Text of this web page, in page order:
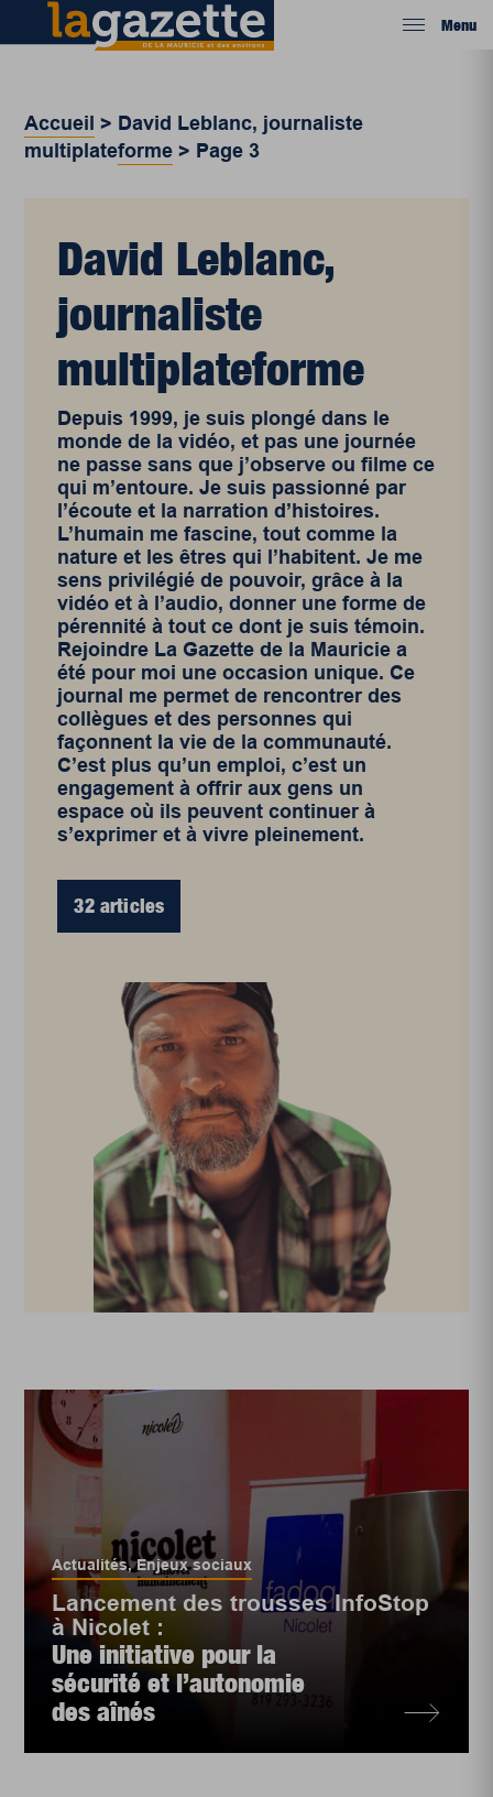
Menu
Accueil > David Leblanc, journaliste
multiplateforme > Page 3
David Leblanc,
journaliste
multiplateforme
Depuis 1999, je suis plongé dans le
monde de la vidéo, et pas une journée
ne passe sans que j’observe ou filme ce
qui m’entoure. Je suis passionné par
l’écoute et la narration d’histoires.
L’humain me fascine, tout comme la
nature et les êtres qui l’habitent. Je me
sens privilégié de pouvoir, grâce à la
vidéo et à l’audio, donner une forme de
pérennité à tout ce dont je suis témoin.
Rejoindre La Gazette de la Mauricie a
été pour moi une occasion unique. Ce
journal me permet de rencontrer des
collègues et des personnes qui
façonnent la vie de la communauté.
C’est plus qu’un emploi, c’est un
engagement à offrir aux gens un
espace où ils peuvent continuer à
s’exprimer et à vivre pleinement.
32 articles
Actualités,Enjeux sociaux
Lancement des trousses InfoStop
à Nicolet :
Une initiative pour la
sécurité et l’autonomie
des aînés